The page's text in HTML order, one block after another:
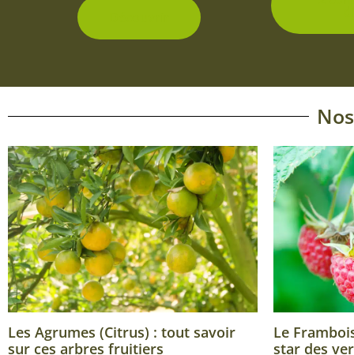
Les Agrumes (Citrus) : tout savoir
sur ces arbres fruitiers
Le
star des